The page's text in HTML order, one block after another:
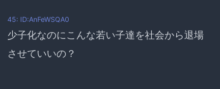
45: ID:AnFeWSQA0
少子化なのにこんな若い子達を社会から退場
させていいの？